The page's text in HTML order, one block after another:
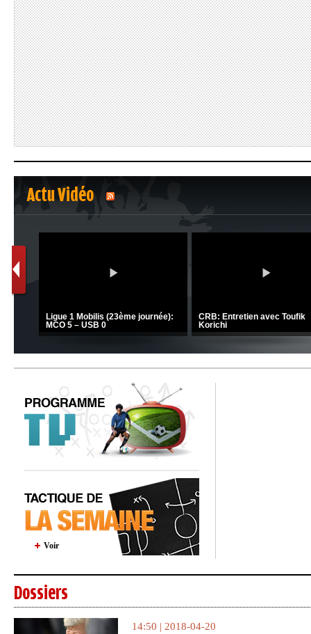
Actu Vidéo
1 2
CRB: Entretien avec Toufik
Korichi
Ligue 1 Mobilis (23ème journée):
MCO 5 – USB 0
Voir
Dossiers
14:50 | 2018-04-20